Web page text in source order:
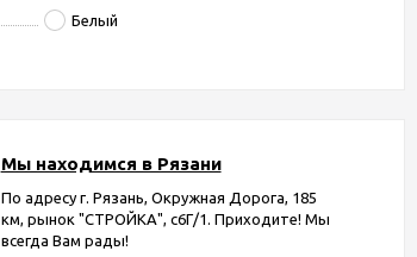
Белый
Мы находимся в Рязани
По адресу г. Рязань, Окружная Дорога, 185
км, рынок "СТРОЙКА", с6Г/1. Приходите! Мы
всегда Вам рады!